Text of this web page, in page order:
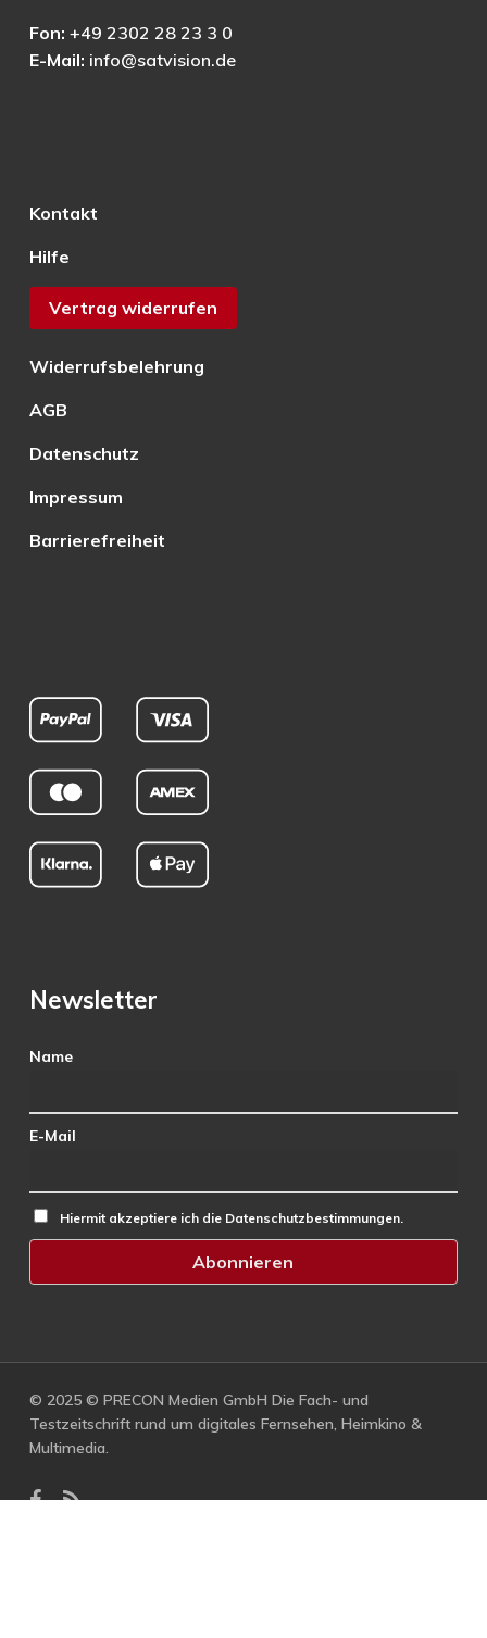
Fon: +49 2302 28 23 3 0
E-Mail: info@satvision.de
Kontakt
Hilfe
Vertrag widerrufen
Widerrufsbelehrung
AGB
Datenschutz
Impressum
Barrierefreiheit
Newsletter
Name
E-Mail
Hiermit akzeptiere ich die Datenschutzbestimmungen.
© 2025 © PRECON Medien GmbH Die Fach- und
Testzeitschrift rund um digitales Fernsehen, Heimkino &
Multimedia.
facebook
RSS